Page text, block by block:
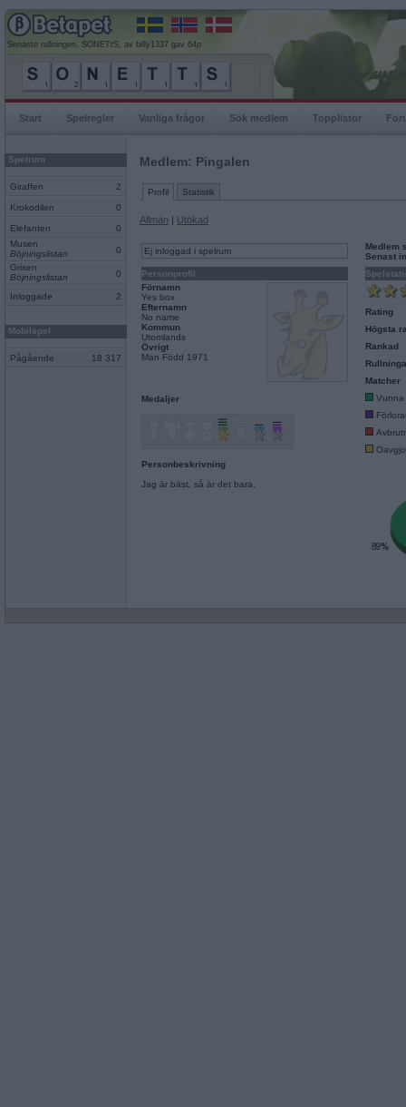
Senaste rullningen, SONETtS, av billy1337 gav 64p
Start Spelregler Vanliga frågor Sök medlem Topplistor
Spelrum
Giraffen 2
Krokodilen 0
Elefanten
0
Musen
Böjningslistan
0
Grisen
Böjningslistan
0
Inloggade 2
Mobilspel
Pågående 18 317
Medlem: Pingalen
Profil Statistik
Allmän | Utökad
Ej inloggad i spelrum
Personprofil
Förnamn
Yes box
Efternamn
No name
Kommun
Utomlands
Övrigt
Man Född 1971
Medaljer
Personbeskrivning
Jag är bäst, så är det bara.
Medlem
Senast
Rating
Högsta
Rankad
Matcher
Vunna